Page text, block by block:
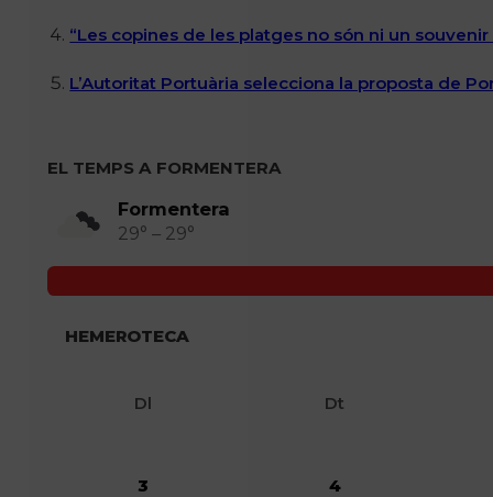
“Les copines de les platges no són ni un
L’Autoritat Portuària selecciona la proposta de
EL TEMPS A FORMENTERA
Formentera
29° – 29°
HEMEROTECA
Dl Dt
3
4